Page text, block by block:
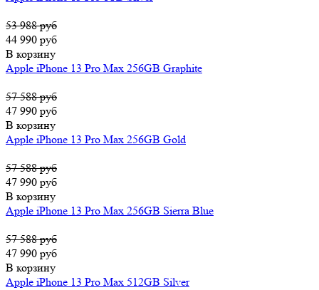
53 988 руб
44 990 руб
В корзину
Apple iPhone 13 Pro Max 256GB Graphite
57 588 руб
47 990 руб
В корзину
Apple iPhone 13 Pro Max 256GB Gold
57 588 руб
47 990 руб
В корзину
Apple iPhone 13 Pro Max 256GB Sierra Blue
57 588 руб
47 990 руб
В корзину
Apple iPhone 13 Pro Max 512GB Silver